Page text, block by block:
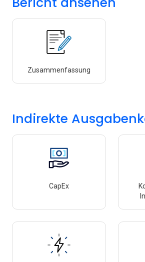
Zusammenfassung
Indirekte
CapEx